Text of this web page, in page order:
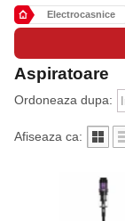
Electrocasnice
Aspiratoare
Ordoneaza dupa:
Afiseaza ca: